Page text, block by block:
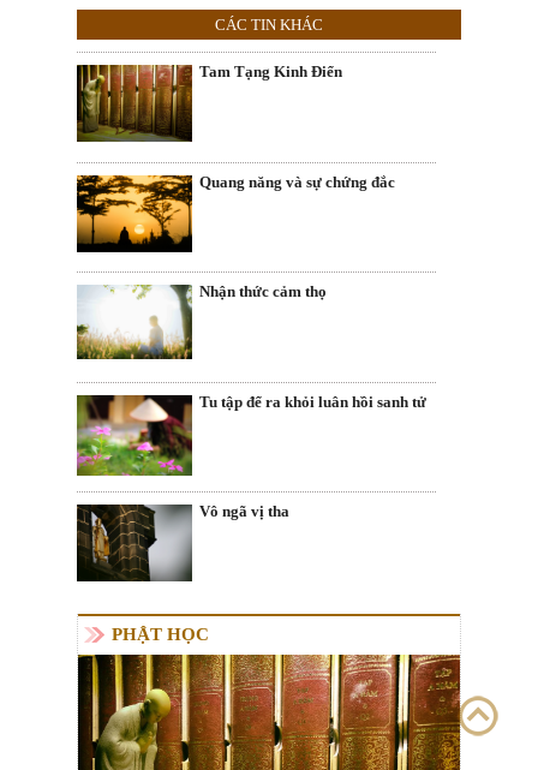
CÁC TIN KHÁC
Tam Tạng Kinh Điển
Quang năng và sự chứng đắc
Nhận thức cảm thọ
Tu tập để ra khỏi luân hồi sanh tử
Vô ngã vị tha
PHẬT HỌC